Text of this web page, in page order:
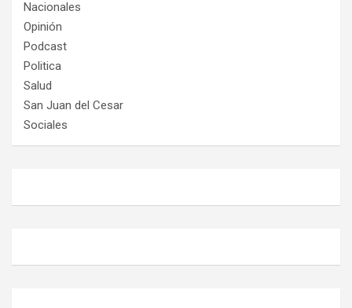
Nacionales
Opinión
Podcast
Politica
Salud
San Juan del Cesar
Sociales